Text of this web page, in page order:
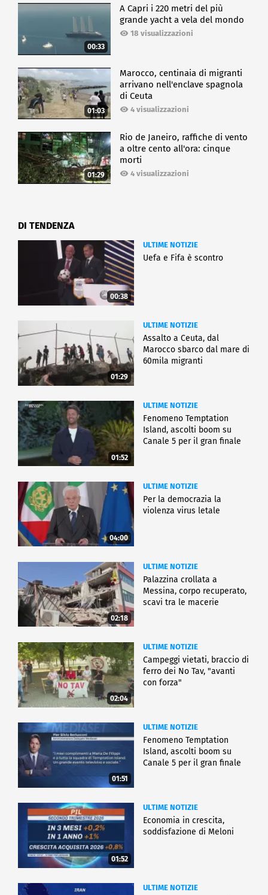
00:33
A Capri i 220 metri del più
grande yacht a vela del mondo
18 visualizzazioni
01:03
Marocco, centinaia di migranti
arrivano nell'enclave spagnola
di Ceuta
4 visualizzazioni
01:29
Rio de Janeiro, raffiche di vento
a oltre cento all'ora: cinque
morti
4 visualizzazioni
DI TENDENZA
00:38
ULTIME NOTIZIE
Uefa e Fifa è scontro
01:29
ULTIME NOTIZIE
Assalto a Ceuta, dal
Marocco sbarco dal mare di
60mila migranti
01:52
ULTIME NOTIZIE
Fenomeno Temptation
Island, ascolti boom su
Canale 5 per il gran finale
04:00
ULTIME NOTIZIE
Per la democrazia la
violenza virus letale
02:18
ULTIME NOTIZIE
Palazzina crollata a
Messina, corpo recuperato,
scavi tra le macerie
02:04
ULTIME NOTIZIE
Campeggi vietati, braccio di
ferro dei No Tav, "avanti
con forza"
01:51
ULTIME NOTIZIE
Fenomeno Temptation
Island, ascolti boom su
Canale 5 per il gran finale
01:52
ULTIME NOTIZIE
Economia in crescita,
soddisfazione di Meloni
ULTIME NOTIZIE